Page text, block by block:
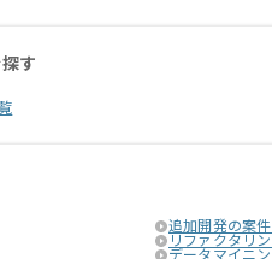
す
追加開発の案
リファクタリ
データマイニ